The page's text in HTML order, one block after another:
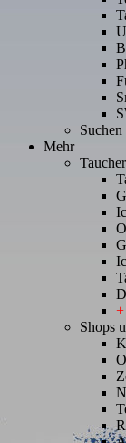
Mehr
+
Shops